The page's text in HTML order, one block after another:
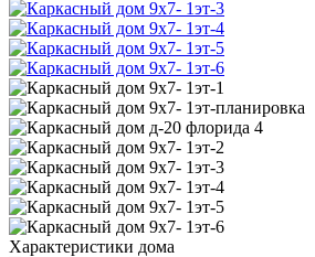
Характеристики дома